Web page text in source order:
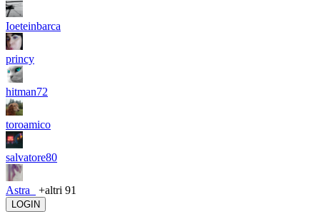
Ioeteinbarca
princy
hitman72
toroamico
salvatore80
Astra_ +altri 91
LOGIN